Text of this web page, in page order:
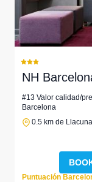
NH
#13 Valor calidad/
Barcelona
0.5 km de
Puntuación